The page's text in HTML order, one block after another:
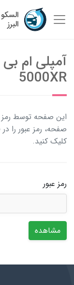
السکو
البرز
5000XR
این صفحه توسط
صفحه، رمز عبور را
کلیک کنید.
رمز عبور
مشاهده